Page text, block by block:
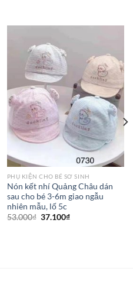
PHỤ KIỆN CHO BÉ SƠ SINH
Nón kết nhí Quảng Châu dán
sau cho bé 3-6m giao ngẫu
nhiên mẫu, lố 5c
53.000₫ 37.100₫